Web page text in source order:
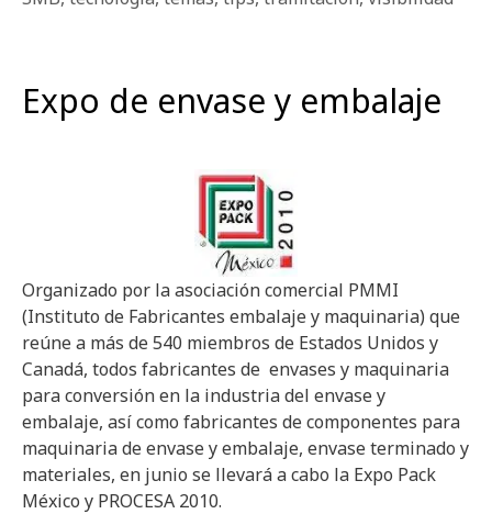
Expo de envase y embalaje
Organizado por la asociación comercial PMMI
(Instituto de Fabricantes embalaje y maquinaria) que
reúne a más de 540 miembros de Estados Unidos y
Canadá, todos fabricantes de envases y maquinaria
para conversión en la industria del envase y
embalaje, así como fabricantes de componentes para
maquinaria de envase y embalaje, envase terminado y
materiales, en junio se llevará a cabo la Expo Pack
México y PROCESA 2010.